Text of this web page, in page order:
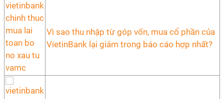
Vì sao thu nhập từ góp vốn, mua cổ phần của
VietinBank lại giảm trong báo cáo hợp nhất?